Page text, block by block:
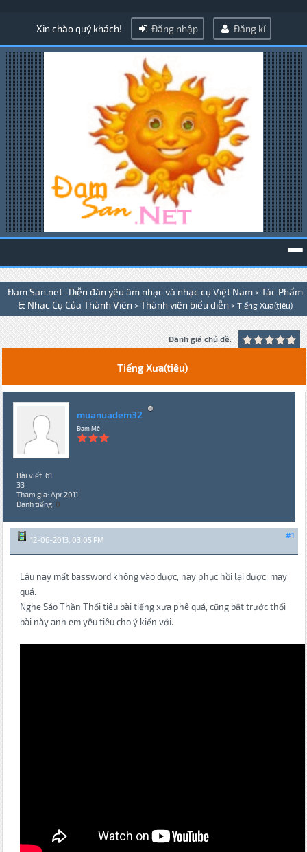
Xin chào quý khách! Đăng nhập Đăng kí
Đam San.net -Diễn đàn yêu âm nhạc và nhạc cụ Việt Nam > Tác Phẩm
& Nhạc Cụ Của Thành Viên > Thành viên biểu diễn > Tiếng Xưa(tiêu)
Đánh giá chủ đề:
Tiếng Xưa(tiêu)
muanuadem32
Đam Mê
Bài viết: 61
33
Tham gia: Apr 2011
Danh tiếng: 0
#1
12-06-2013, 03:05 PM
Lâu nay mất bassword không vào được, nay phục hồi lại được, may
quá.
Nghe Sáo Thần Thổi tiêu bài tiếng xưa phê quá, cũng bắt trước thổi
bài này anh em yêu tiêu cho ý kiến với.